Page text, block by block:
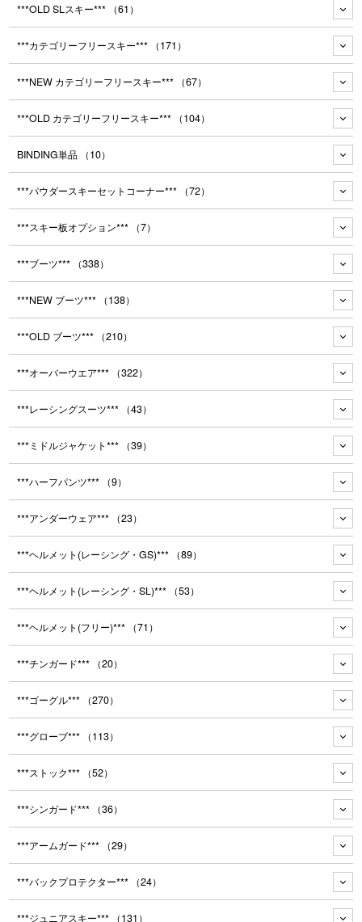
***OLD SLスキー*** （61）
***カテゴリーフリースキー*** （171）
***NEW カテゴリーフリースキー*** （67）
***OLD カテゴリーフリースキー*** （104）
BINDING単品 （10）
***パウダースキーセットコーナー*** （72）
***スキー板オプション*** （7）
***ブーツ*** （338）
***NEW ブーツ*** （138）
***OLD ブーツ*** （210）
***オーバーウエア*** （322）
***レーシングスーツ*** （43）
***ミドルジャケット*** （39）
***ハーフパンツ*** （9）
***アンダーウェア*** （23）
***ヘルメット(レーシング・GS)*** （89）
***ヘルメット(レーシング・SL)*** （53）
***ヘルメット(フリー)*** （71）
***チンガード*** （20）
***ゴーグル*** （270）
***グローブ*** （113）
***ストック*** （52）
***シンガード*** （36）
***アームガード*** （29）
***バックプロテクター*** （24）
***ジュニアスキー*** （131）